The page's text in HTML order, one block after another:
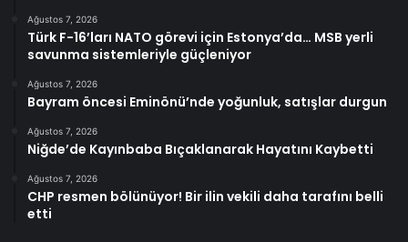
Ağustos 7, 2026
Türk F-16’ları NATO görevi için Estonya’da… MSB yerli
savunma sistemleriyle güçleniyor
Ağustos 7, 2026
Bayram öncesi Eminönü’nde yoğunluk, satışlar durgun
Ağustos 7, 2026
Niğde’de Kayınbaba Bıçaklanarak Hayatını Kaybetti
Ağustos 7, 2026
CHP resmen bölünüyor! Bir ilin vekili daha tarafını belli
etti